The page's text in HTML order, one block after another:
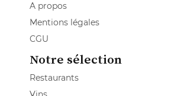
A propos
Mentions légales
CGU
Notre sélection
Restaurants